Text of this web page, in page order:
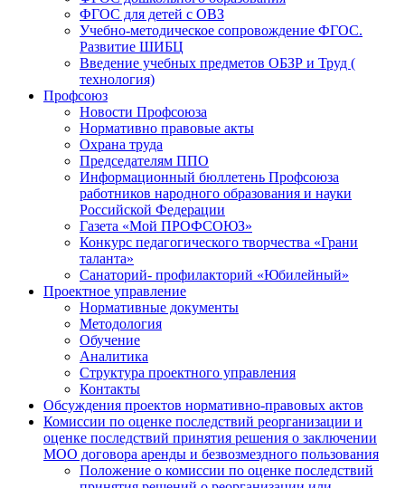
ФГОС для детей с ОВЗ
Учебно-методическое сопровождение ФГОС.
Развитие ШИБЦ
Введение учебных предметов ОБЗР и Труд (
технология)
Профсоюз
Новости Профсоюза
Нормативно правовые акты
Охрана труда
Председателям ППО
Информационный бюллетень Профсоюза
работников народного образования и науки
Российской Федерации
Газета «Мой ПРОФСОЮЗ»
Конкурс педагогического творчества «Грани
таланта»
Санаторий- профилакторий «Юбилейный»
Проектное управление
Нормативные документы
Методология
Обучение
Аналитика
Структура проектного управления
Контакты
Обсуждения проектов нормативно-правовых актов
Комиссии по оценке последствий реорганизации и
оценке последствий принятия решения о заключении
МОО договора аренды и безвозмездного пользования
Положение о комиссии по оценке последствий